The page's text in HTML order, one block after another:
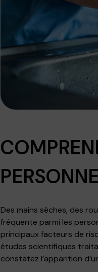
Des mains sèches, des
fréquente parmi les
principaux facteurs de
études scientifiques
constatez l’apparition